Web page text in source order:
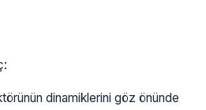
dinamiklerini göz önünde